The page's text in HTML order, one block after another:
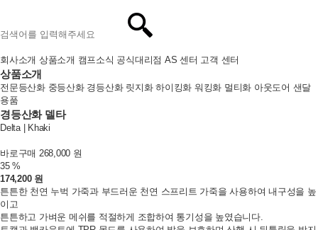
회사소개 상품소개 캠프소식 공식대리점 AS 센터 고객 센터
상품소개
전문등산화 중등산화 경등산화 릿지화 하이킹화 워킹화 멀티화 아웃도어 샌달
용품
경등산화델타
Delta | Khaki
바로구매 268,000 원
35 %
174,200 원
튼튼한 천연 누벅 가죽과 부드러운 천연 스프리트 가죽을 사용하여 내구성을 높
이고
튼튼하고 가벼운 메쉬를 적절하게 조합하여 통기성을 높였습니다.